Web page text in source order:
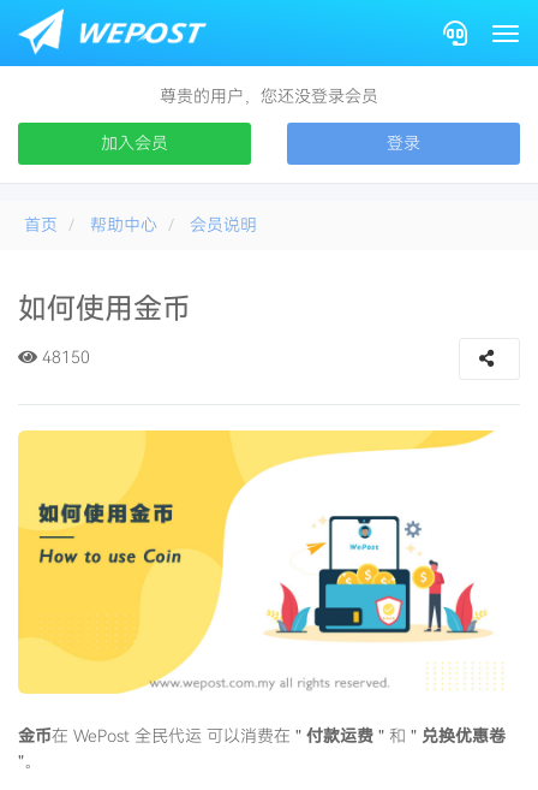
尊贵的用户，您还没登录会员
加入会员 登录
首页 帮助中心 会员说明
如何使用金币
48150
金币在 WePost 全民代运 可以消费在 " 付款运费 " 和 " 兑换优惠卷
"。